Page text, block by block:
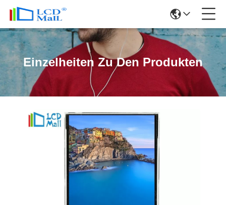
Einzelheiten Zu Den Produkten